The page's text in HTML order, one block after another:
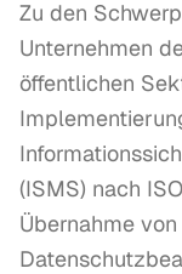
Zu den
Unternehmen
öffentlichen
(ISMS) nach
Übernahme